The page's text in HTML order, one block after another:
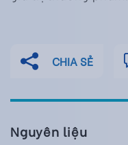
CHIA SẺ
Nguyên liệu